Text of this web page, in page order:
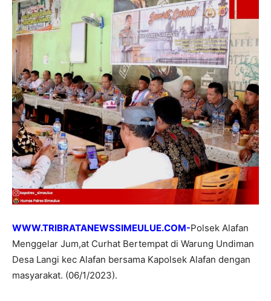
WWW.TRIBRATANEWSSIMEULUE.COM-Polsek Alafan
Menggelar Jum,at Curhat Bertempat di Warung Undiman
Desa Langi kec Alafan bersama Kapolsek Alafan dengan
masyarakat. (06/1/2023).